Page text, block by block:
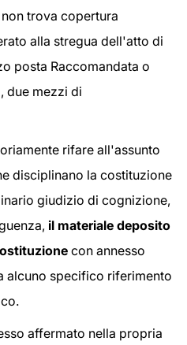
trova copertura
alla stregua dell'atto di
posta Raccomandata o
due mezzi di
rifare all'assunto
disciplinano la costituzione
giudizio di cognizione,
il materiale deposito
con annesso
alcuno specifico riferimento
affermato nella propria